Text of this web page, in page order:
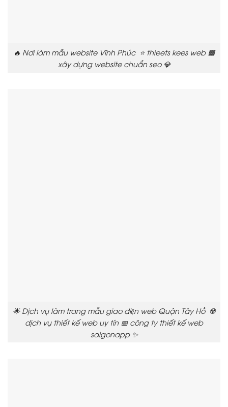
🔥 Nơi làm mẫu website Vĩnh Phúc ⭐ thieets kees web 🟧
xây dựng website chuẩn seo 💎
🌟 Dịch vụ làm trang mẫu giao diện web Quận Tây Hồ ☢️
dịch vụ thiết kế web uy tín 📅 công ty thiết kế web
saigonapp ✨